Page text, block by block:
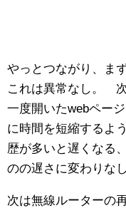
やっとつながり、ま
これは異常なし。
一度開いたwebペー
に時間を短縮するよ
歴が多いと遅くなる
のの遅さに変わりなし
次は無線ルーターの